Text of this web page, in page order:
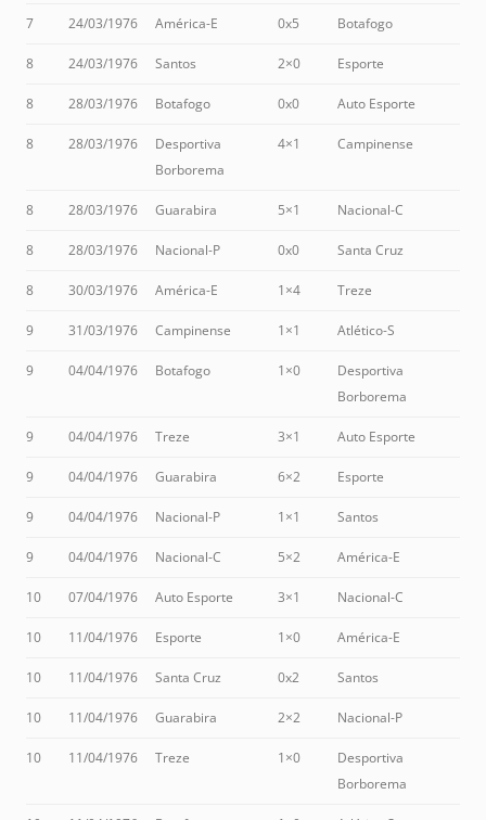
7 24/03/1976 América-E 0x5 Botafogo
8 24/03/1976 Santos 2×0 Esporte
8 28/03/1976 Botafogo 0x0 Auto Esporte
8 28/03/1976
Desportiva
Borborema
4×1 Campinense
8 28/03/1976 Guarabira 5×1 Nacional-C
8 28/03/1976 Nacional-P 0x0 Santa Cruz
8 30/03/1976 América-E 1×4 Treze
9 31/03/1976 Campinense 1×1 Atlético-S
9 04/04/1976 Botafogo 1×0
Desportiva
Borborema
9 04/04/1976 Treze 3×1 Auto Esporte
9 04/04/1976 Guarabira 6×2 Esporte
9 04/04/1976 Nacional-P 1×1 Santos
9 04/04/1976 Nacional-C 5×2 América-E
10 07/04/1976 Auto Esporte 3×1 Nacional-C
10 11/04/1976 Esporte 1×0 América-E
10 11/04/1976 Santa Cruz 0x2 Santos
10 11/04/1976 Guarabira 2×2 Nacional-P
10 11/04/1976 Treze 1×0
Desportiva
Borborema